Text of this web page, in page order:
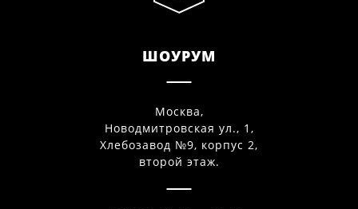
ШОУРУМ
Москва,
Новодмитровская ул., 1,
Хлебозавод №9, корпус 2,
второй этаж.